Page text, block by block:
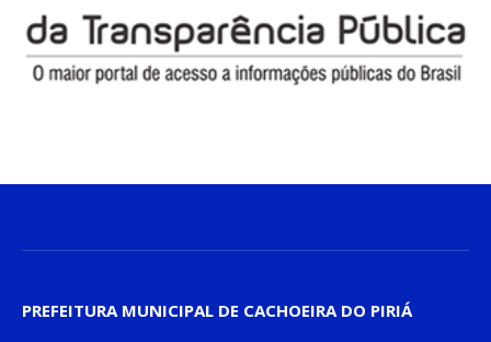
PREFEITURA MUNICIPAL DE CACHOEIRA DO PIRIÁ